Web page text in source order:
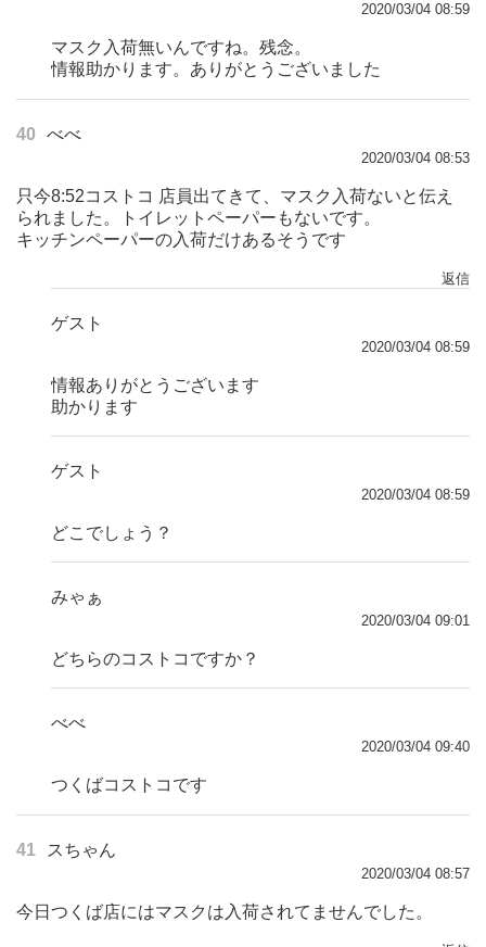
2020/03/04 08:59
マスク入荷無いんですね。残念。
情報助かります。ありがとうございました
40 べべ
2020/03/04 08:53
只今8:52コストコ 店員出てきて、マスク入荷ないと伝え
られました。トイレットペーパーもないです。
キッチンペーパーの入荷だけあるそうです
返信
ゲスト
2020/03/04 08:59
情報ありがとうございます
助かります
ゲスト
2020/03/04 08:59
どこでしょう？
みゃぁ
2020/03/04 09:01
どちらのコストコですか？
べべ
2020/03/04 09:40
つくばコストコです
41 スちゃん
2020/03/04 08:57
今日つくば店にはマスクは入荷されてませんでした。